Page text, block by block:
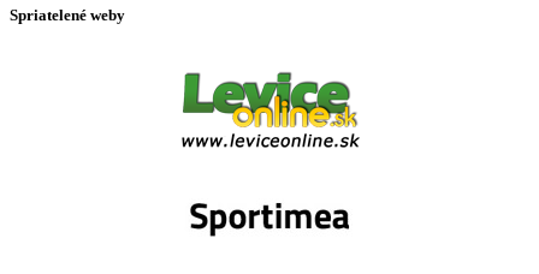
Spriatelené weby